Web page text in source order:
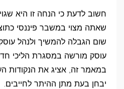
חשוב לדעת כי הנחה זו היא
שאתה מצוי במשבר פיננסי
שום הגבלה להמשיך ולנהל
עוסק מורשה במסגרת הליכי
במאמר זה, אציג את הנקודות
יבחן בעת מתן ההיתר לחייבים.